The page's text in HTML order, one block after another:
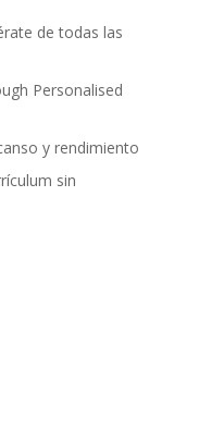
de todas las
Personalised
y rendimiento
sin